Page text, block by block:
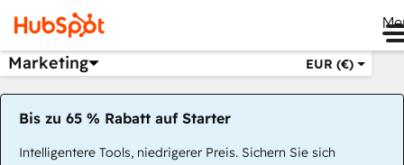
Marketing EUR (€)
Bis zu 65 % Rabatt auf Starter
Intelligentere Tools, niedrigerer Preis. Sichern Sie sich